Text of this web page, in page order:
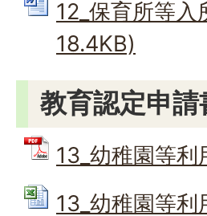
12_保育所等
18.4KB)
教育認定申請
13_幼稚園等
13_幼稚園等